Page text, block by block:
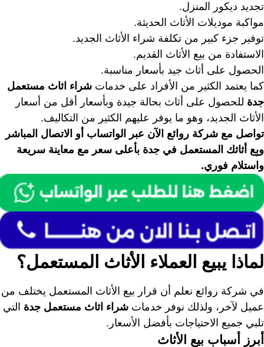
تجديد ديكور المنزل.
مواكبة موديلات الأثاث الحديثة.
توفير جزء كبير من تكلفة شراء الأثاث الجديد.
الاستفادة من بيع الأثاث القديم.
الحصول على أثاث جيد بأسعار مناسبة.
كما يعتمد الكثير من الأفراد على خدمات شراء اثاث مستعمل
جدة للحصول على أثاث بحالة جيدة وبأسعار أقل من أسعار
الأثاث الجديد، وهو ما يوفر عليهم الكثير من التكاليف.
تواصل مع شركة روائع الآن عبر الواتساب أو الاتصال المباشر
وبِع أثاثك المستعمل في جدة بأعلى سعر مع معاينة سريعة
واستلام فوري.
لماذا يبيع العملاء الأثاث المستعمل؟
في شركة روائع نعلم أن قرار بيع الأثاث المستعمل يختلف من
عميل لآخر، ولذلك نوفر خدمات شراء اثاث مستعمل جدة التي
تلبي جميع الاحتياجات بأفضل الأسعار.
أبرز أسباب بيع الأثاث